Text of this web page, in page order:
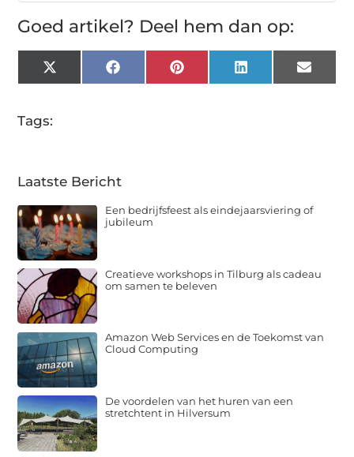
Goed artikel? Deel hem dan op:
X
(Twitter)
FacebookPinterestLinkedInEmail
Tags:
Laatste Bericht
Een bedrijfsfeest als eindejaarsviering of
jubileum
Creatieve workshops in Tilburg als cadeau
om samen te beleven
Amazon Web Services en de Toekomst van
Cloud Computing
De voordelen van het huren van een
stretchtent in Hilversum